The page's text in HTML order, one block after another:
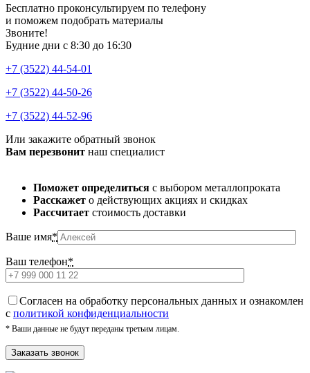
Бесплатно проконсультируем по телефону
и поможем подобрать материалы
Звоните!
Будние дни с 8:30 до 16:30
+7 (3522) 44-54-01
+7 (3522) 44-50-26
+7 (3522) 44-52-96
Или закажите обратный звонок
Вам перезвонит наш специалист
Поможет определиться с выбором металлопроката
Расскажет о действующих акциях и скидках
Рассчитает стоимость доставки
Ваше имя*
Ваш телефон*
Cогласен на обработку персональных данных и ознакомлен
с политикой конфиденциальности
* Ваши данные не будут переданы третьим лицам.